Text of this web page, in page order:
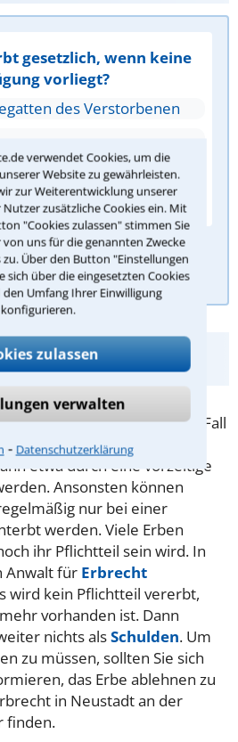
verwendet Cookies, um die
Website zu gewährleisten.
zur Weiterentwicklung unserer
zusätzliche Cookies ein. Mit
"Cookies zulassen" stimmen Sie
uns für die genannten Zwecke
Über den Button "Einstellungen
sich über die eingesetzten Cookies
Umfang Ihrer Einwilligung
konfigurieren.
zulassen
verwalten
⁃ Datenschutzerklärung
gesetzlich, wenn keine
vorliegt?
des Verstorbenen
Verstorbenen
überprüfen
nach einem Anwalt für
an der Weinstraße
Erben in jedem Fall
manchmal dennoch
etwa durch eine vorzeitige
Ansonsten können
nur bei einer
werden.Viele Erben
ihr Pflichtteil sein wird. In
Anwalt für Erbrecht
wird kein Pflichtteil vererbt,
vorhanden ist. Dann
nichts alsSchulden. Um
zu müssen, sollten Sie sich
das Erbe ablehnen zu
in Neustadt an der
finden.